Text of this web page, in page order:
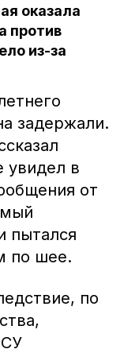
оказала
против
из-за
задержали.
увидел в
от
пытался
по шее.
по